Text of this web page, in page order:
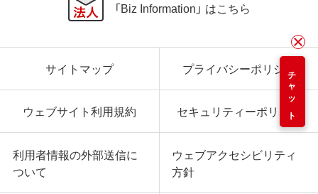
チャット
「Biz Information」 はこちら
サイトマップ プライバシーポリシー
ウェブサイト利用規約 セキュリティーポリシー
利用者情報の外部送信に
ついて
ウェブアクセシビリティ
方針